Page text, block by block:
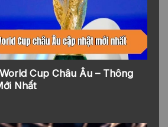
Cup Châu Âu – Thông
Nhất